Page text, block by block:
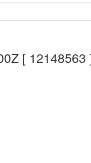
[ 12148563